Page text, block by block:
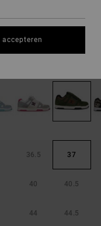
36.5 37
40 40.5
44 44.5
accepteren